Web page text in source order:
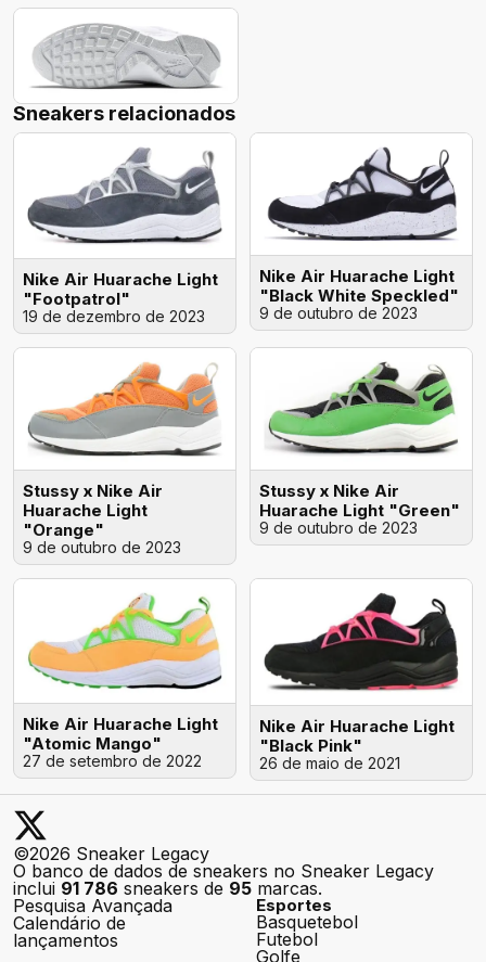
Sneakers relacionados
Nike Air Huarache Light
"Footpatrol"
19 de dezembro de 2023
Nike Air Huarache Light
"Black White Speckled"
9 de outubro de 2023
Stussy x Nike Air
Huarache Light
"Orange"
9 de outubro de 2023
Stussy x Nike Air
Huarache Light "Green"
9 de outubro de 2023
Nike Air Huarache Light
"Atomic Mango"
27 de setembro de 2022
Nike Air Huarache Light
"Black Pink"
26 de maio de 2021
©2026 Sneaker Legacy
O banco de dados de sneakers no Sneaker Legacy
inclui 91 786 sneakers de 95 marcas.
Pesquisa Avançada
Calendário de
lançamentos
Esportes
Basquetebol
Futebol
Golfe